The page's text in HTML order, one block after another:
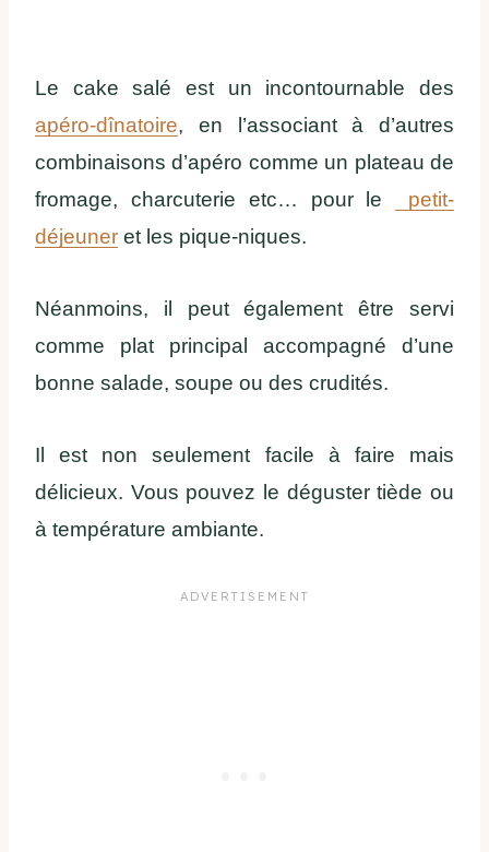
Le cake salé est un incontournable des
apéro-dînatoire, en l’associant à d’autres
combinaisons d’apéro comme un plateau de
fromage, charcuterie etc… pour le
petit-
déjeuner et les pique-niques.
Néanmoins, il peut également être servi
comme plat principal accompagné d’une
bonne salade, soupe ou des crudités.
Il est non seulement facile à faire mais
délicieux. Vous pouvez le déguster tiède ou
à température ambiante.